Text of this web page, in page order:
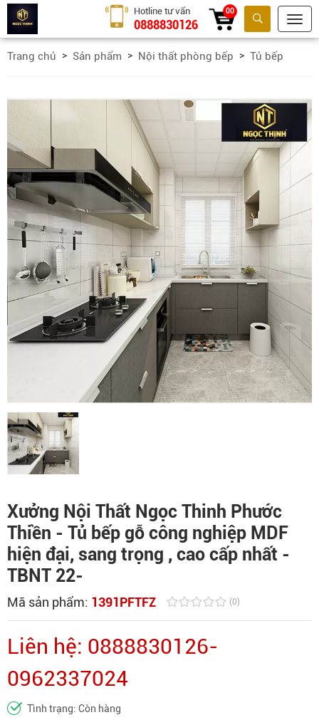
Tìm kiếm
Hotline tư vấn
0888830126
00
Trang chủ Sản phẩm Nội thất phòng bếp Tủ bếp
Xưởng Nội Thất Ngọc Thinh Phước
Thiền - Tủ bếp gỗ công nghiệp MDF
hiện đại, sang trọng , cao cấp nhất -
TBNT 22-
Mã sản phẩm: 1391PFTFZ (0)
Liên hệ: 0888830126-
0962337024
Tình trạng: Còn hàng